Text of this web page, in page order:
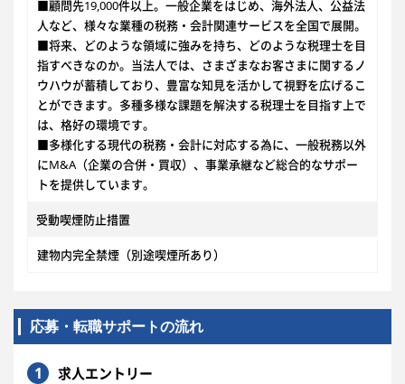
■顧問先19,000件以上。一般企業をはじめ、海外法人、公益法
人など、様々な業種の税務・会計関連サービスを全国で展開。
■将来、どのような領域に強みを持ち、どのような税理士を目
指すべきなのか。当法人では、さまざまなお客さまに関するノ
ウハウが蓄積しており、豊富な知見を活かして視野を広げるこ
とができます。多種多様な課題を解決する税理士を目指す上で
は、格好の環境です。
■多様化する現代の税務・会計に対応する為に、一般税務以外
にM&A（企業の合併・買収）、事業承継など総合的なサポー
トを提供しています。
受動喫煙防止措置
建物内完全禁煙（別途喫煙所あり）
応募・転職サポートの流れ
1 求人エントリー